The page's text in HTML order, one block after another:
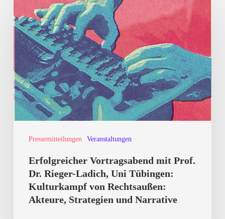
Pressemitteilungen Veranstaltungen
Vortragsabend
mit
Prof.
Dr.
Rieger-
Ladich,
Uni
Tübingen:
Kulturkampf
Rechtsaußen:
Akteure,
Strategien
Erfolgreicher Vortragsabend mit Prof.
Dr. Rieger-Ladich, Uni Tübingen:
Kulturkampf von Rechtsaußen:
Akteure, Strategien und Narrative